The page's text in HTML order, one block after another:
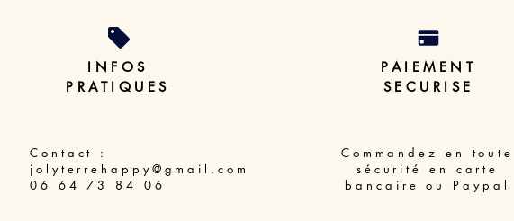
INFOS
PRATIQUES
Contact :
jolyterrehappy@gmail.com
06 64 73 84 06
PAIEMENT
SECURISE
Commandez en toute
sécurité en carte
bancaire ou Paypal